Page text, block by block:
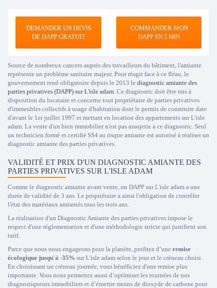
DEMANDER UN DEVIS
DE DAPP GRATUIT
COMMANDER MON
DAPP EN 2 MIN
Source de nombreux cancers auprès des travailleurs du bâtiment, l'amiante
représente un problème sanitaire majeur. Pour réagir face à ce fléau, le
gouvernement rend obligatoire depuis le 2013 le diagnostic amiante des
parties privatives (DAPP) sur L'isle adam. Ce diagnostic doit être mis à
disposition du locataire et concerne tout propriétaire de parties privatives
d'immeubles collectifs à usage d'habitation dont le permis de construire date
d'avant le 1er juillet 1997 et mettant en location des appartements sur L'isle
adam. La vente d'un bien immobilier n'est pas assujetie à ce diagnostic. Seul
un technicien formé et certifié SS4 au risque amiante est autorisé à réaliser un
diagnostic amiante des parties privatives.
VALIDITÉ ET PRIX D'UN DIAGNOSTIC AMIANTE DES
PARTIES PRIVATIVES SUR L'ISLE ADAM
Comme le diagnostic amiante avant vente, un DAPP sur L'isle adam a une
durée de validité de 3 ans. Le propriétaire a ainsi l'obligation de contrôler
l'état des matériaux amiantés tous les trois ans.
La réalisation d'un Diagnostic Amiante des parties privatives impose le
respect d'une réglementation et d'une méthodologie stricte qui justifient son
tarif.
Parce que nous nous engageons pour la planète, profitez d’une remise
écologique jusqu'à -35% sur L'isle adam selon le jour et le créneau choisi.
En choisissant un créneau journée, vous bénéficiez d'une remise plus
importante. Vous nous permettez aussi d’optimiser les tournées de nos
diagnostiqueurs immobiliers et d’émettre moins de dioxyde de carbone pour